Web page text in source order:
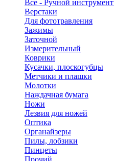
Все - Ручной инструмент
Верстаки
Для фототравления
Зажимы
Заточной
Измерительный
Коврики
Кусачки, плоскогубцы
Метчики и плашки
Молотки
Наждачная бумага
Ножи
Лезвия для ножей
Оптика
Органайзеры
Пилы, лобзики
Пинцеты
Прочий